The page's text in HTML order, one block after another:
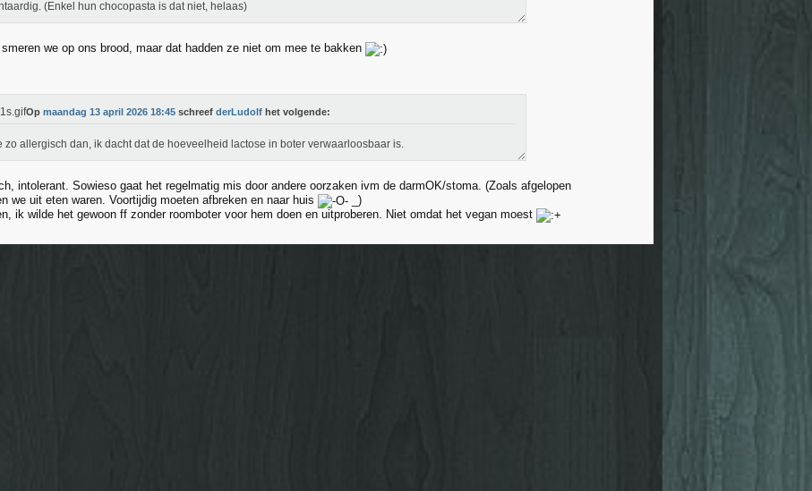
(Enkel hun chocopasta is dat niet, helaas)
smeren we op ons brood, maar dat hadden ze niet om mee te bakken
Op maandag 13 april 2026 18:45 schreef derLudolf het volgende:
zo allergisch dan, ik dacht dat de hoeveelheid lactose in boter verwaarloosbaar is.
intolerant. Sowieso gaat het regelmatig mis door andere oorzaken ivm de darmOK/stoma. (Zoals afgelopen
we uit eten waren. Voortijdig moeten afbreken en naar huis
_)
ik wilde het gewoon ff zonder roomboter voor hem doen en uitproberen. Niet omdat het vegan moest